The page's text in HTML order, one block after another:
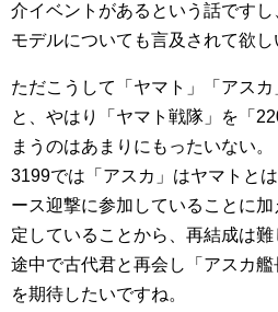
介イベントがあるという話です
モデルについても言及されて欲し
ただこうして「ヤマト」「アス
と、やはり「ヤマト戦隊」を「
まうのはあまりにもったいない。
3199では「アスカ」はヤマトと
ース迎撃に参加していることに
定していることから、再結成は難
途中で古代君と再会し「アスカ
を期待したいですね。